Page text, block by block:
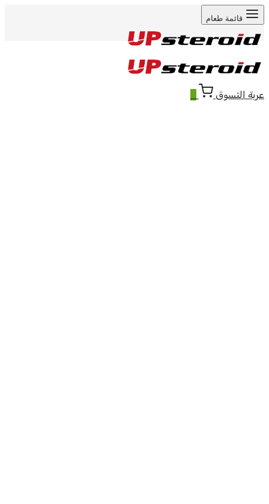
قائمة طعام
عربة التسوق